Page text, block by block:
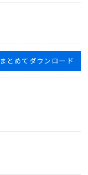
まとめてダウンロード